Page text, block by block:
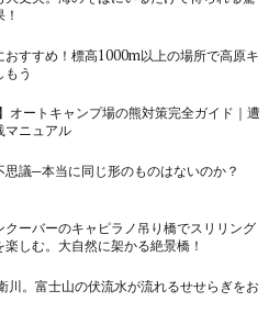
おすすめ！標高1000m以上の場所で高原キ
もう
オートキャンプ場の熊対策完全ガイド｜遭
マニュアル
思議─本当に同じ形のものはないのか？
クーバーのキャピラノ吊り橋でスリリング
しむ。大自然に架かる絶景橋！
川。富士山の伏流水が流れるせせらぎをお